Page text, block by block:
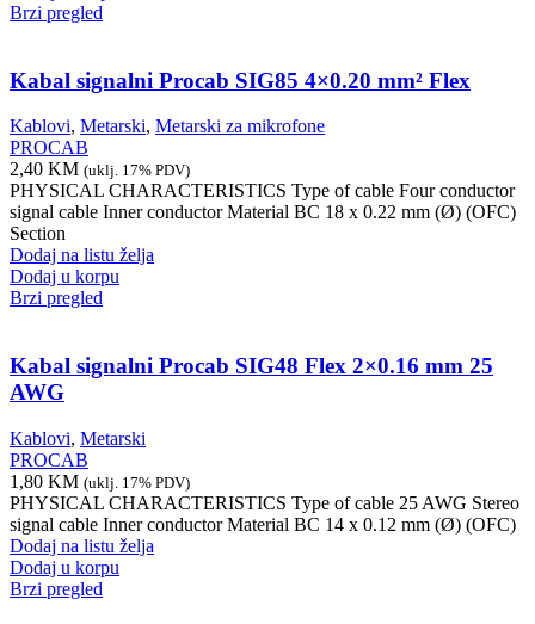
Brzi pregled
Kabal signalni Procab SIG85 4×0.20 mm² Flex
Kablovi, Metarski, Metarski za mikrofone
PROCAB
2,40 KM (uklj. 17% PDV)
PHYSICAL CHARACTERISTICS Type of cable Four conductor
signal cable Inner conductor Material BC 18 x 0.22 mm (Ø) (OFC)
Section
Dodaj na listu želja
Dodaj u korpu
Brzi pregled
Kabal signalni Procab SIG48 Flex 2×0.16 mm 25
AWG
Kablovi, Metarski
PROCAB
1,80 KM (uklj. 17% PDV)
PHYSICAL CHARACTERISTICS Type of cable 25 AWG Stereo
signal cable Inner conductor Material BC 14 x 0.12 mm (Ø) (OFC)
Dodaj na listu želja
Dodaj u korpu
Brzi pregled